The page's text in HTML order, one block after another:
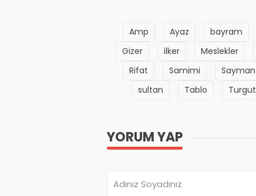
Amp Ayaz bayram
Gizer
ilker Meslekler
Rifat
Samimi Sayman
sultan
Tablo Turgut
YORUM YAP